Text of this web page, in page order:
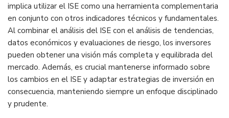
implica utilizar el ISE como una herramienta complementaria
en conjunto con otros indicadores técnicos y fundamentales.
Al combinar el análisis del ISE con el análisis de tendencias,
datos económicos y evaluaciones de riesgo, los inversores
pueden obtener una visión más completa y equilibrada del
mercado. Además, es crucial mantenerse informado sobre
los cambios en el ISE y adaptar estrategias de inversión en
consecuencia, manteniendo siempre un enfoque disciplinado
y prudente.